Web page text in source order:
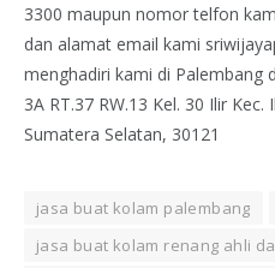
3300 maupun nomor telfon
dan alamat email kami
menghadiri kami di Palembang
3A RT.37 RW.13 Kel. 30 Ilir
Sumatera Selatan, 30121
jasa buat kolam palembang
jasa buat kolam renang ahli